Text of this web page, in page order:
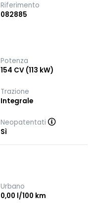
Riferimento
082885
Potenza
154 CV (113 kW)
Trazione
Integrale
Neopatentati
Sì
Urbano
0,00 l/100 km